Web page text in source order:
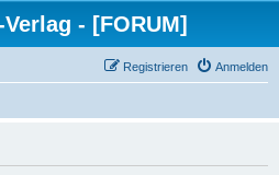
- [FORUM]
Anmelden
Registrieren